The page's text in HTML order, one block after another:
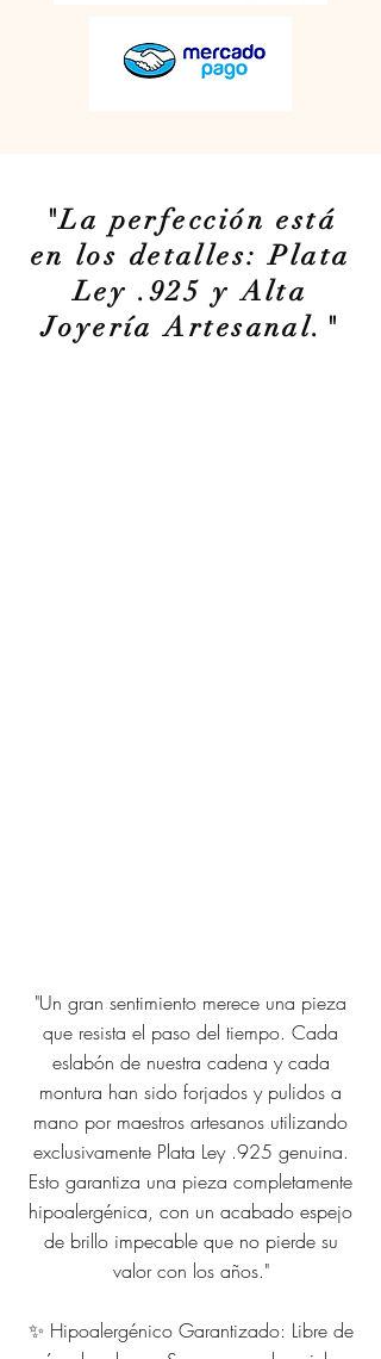
"La perfección está
en los detalles: Plata
Ley .925 y Alta
Joyería Artesanal."
"Un gran sentimiento merece una pieza
que resista el paso del tiempo. Cada
eslabón de nuestra cadena y cada
montura han sido forjados y pulidos a
mano por maestros artesanos utilizando
exclusivamente Plata Ley .925 genuina.
Esto garantiza una pieza completamente
hipoalergénica, con un acabado espejo
de brillo impecable que no pierde su
valor con los años."
✨ Hipoalergénico Garantizado: Libre de